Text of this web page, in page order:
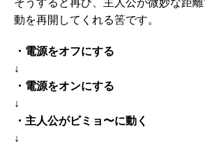
動を再開してくれる筈です。
・電源をオフにする
↓
・電源をオンにする
↓
・主人公がビミョ〜に動く
↓